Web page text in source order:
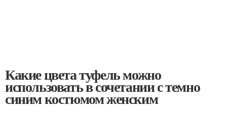
Какие цвета туфель можно
использовать в сочетании с темно
синим костюмом женским